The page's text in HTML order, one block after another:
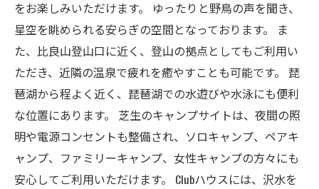
をお楽しみいただけます。 ゆったりと野鳥の声を聞き、
星空を眺められる安らぎの空間となっております。 ま
た、比良山登山口に近く、登山の拠点としてもご利用い
ただき、近隣の温泉で疲れを癒やすことも可能です。 琵
琶湖から程よく近く、琵琶湖での水遊びや水泳にも便利
な位置にあります。 芝生のキャンプサイトは、夜間の照
明や電源コンセントも整備され、ソロキャンプ、ペアキ
ャンプ、ファミリーキャンプ、女性キャンプの方々にも
安心してご利用いただけます。 Clubハウスには、沢水を